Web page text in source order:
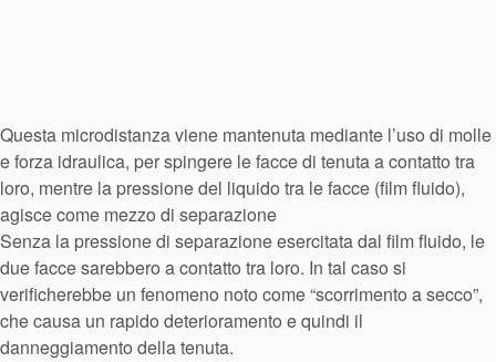
Questa microdistanza viene mantenuta mediante l’uso di molle
e forza idraulica, per spingere le facce di tenuta a contatto tra
loro, mentre la pressione del liquido tra le facce (film fluido),
agisce come mezzo di separazione
Senza la pressione di separazione esercitata dal film fluido, le
due facce sarebbero a contatto tra loro. In tal caso si
verificherebbe un fenomeno noto come “scorrimento a secco”,
che causa un rapido deterioramento e quindi il
danneggiamento della tenuta.